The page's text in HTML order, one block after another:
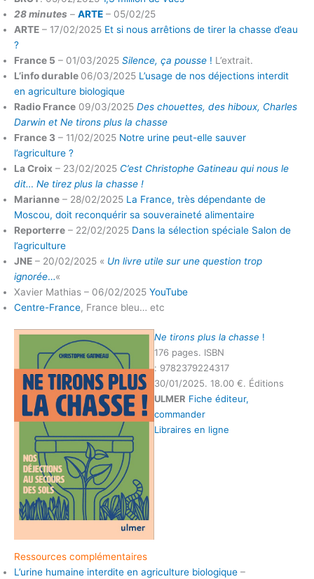
28 minutes – ARTE – 05/02/25
ARTE – 17/02/2025 Et si nous arrêtions de tirer la chasse d’eau
?
France 5 – 01/03/2025 Silence, ça pousse ! L’extrait.
L’info durable 06/03/2025 L’usage de nos déjections interdit
en agriculture biologique
Radio France 09/03/2025 Des chouettes, des hiboux, Charles
Darwin et Ne tirons plus la chasse
France 3 – 11/02/2025 Notre urine peut-elle sauver
l’agriculture ?
La Croix – 23/02/2025 C’est Christophe Gatineau qui nous le
dit… Ne tirez plus la chasse !
Marianne – 28/02/2025 La France, très dépendante de
Moscou, doit reconquérir sa souveraineté alimentaire
Reporterre – 22/02/2025 Dans la sélection spéciale Salon de
l’agriculture
JNE – 20/02/2025 « Un livre utile sur une question trop
ignorée…«
Xavier Mathias – 06/02/2025 YouTube
Centre-France, France bleu… etc
Ne tirons plus la chasse !
176 pages. ISBN
: 9782379224317
30/01/2025. 18.00 €. Éditions
ULMER Fiche éditeur,
commander
Libraires en ligne
Ressources complémentaires
L’urine humaine interdite en agriculture biologique –